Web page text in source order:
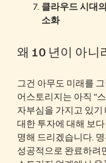
클라우드 시대
소화
왜 10 년이 아니
그건 아무도 미래를
어스토리지는 아직 “
자부심을 가지고 있기
대한 투자에 대해 보
명해 드리겠습니다.
성공적으로 완료하려